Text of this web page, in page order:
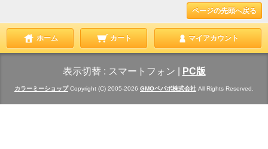
ページの先頭へ戻る
ホーム カート マイアカウント
表示切替 : スマートフォン PC版
カラーミーショップCopyright (C) 2005-2026 GMOペパボ株式会社 All Rights Reserved.